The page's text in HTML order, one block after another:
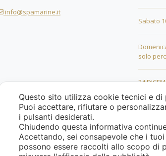
info@spamarine.it
Sabato
solo
24
25
26
Questo sito utilizza cookie tecnici e di
Puoi accettare, rifiutare o
i pulsanti desiderati.
Chiudendo questa informativa
Accettando, sei consapevole che i
possono essere raccolti allo scopo di